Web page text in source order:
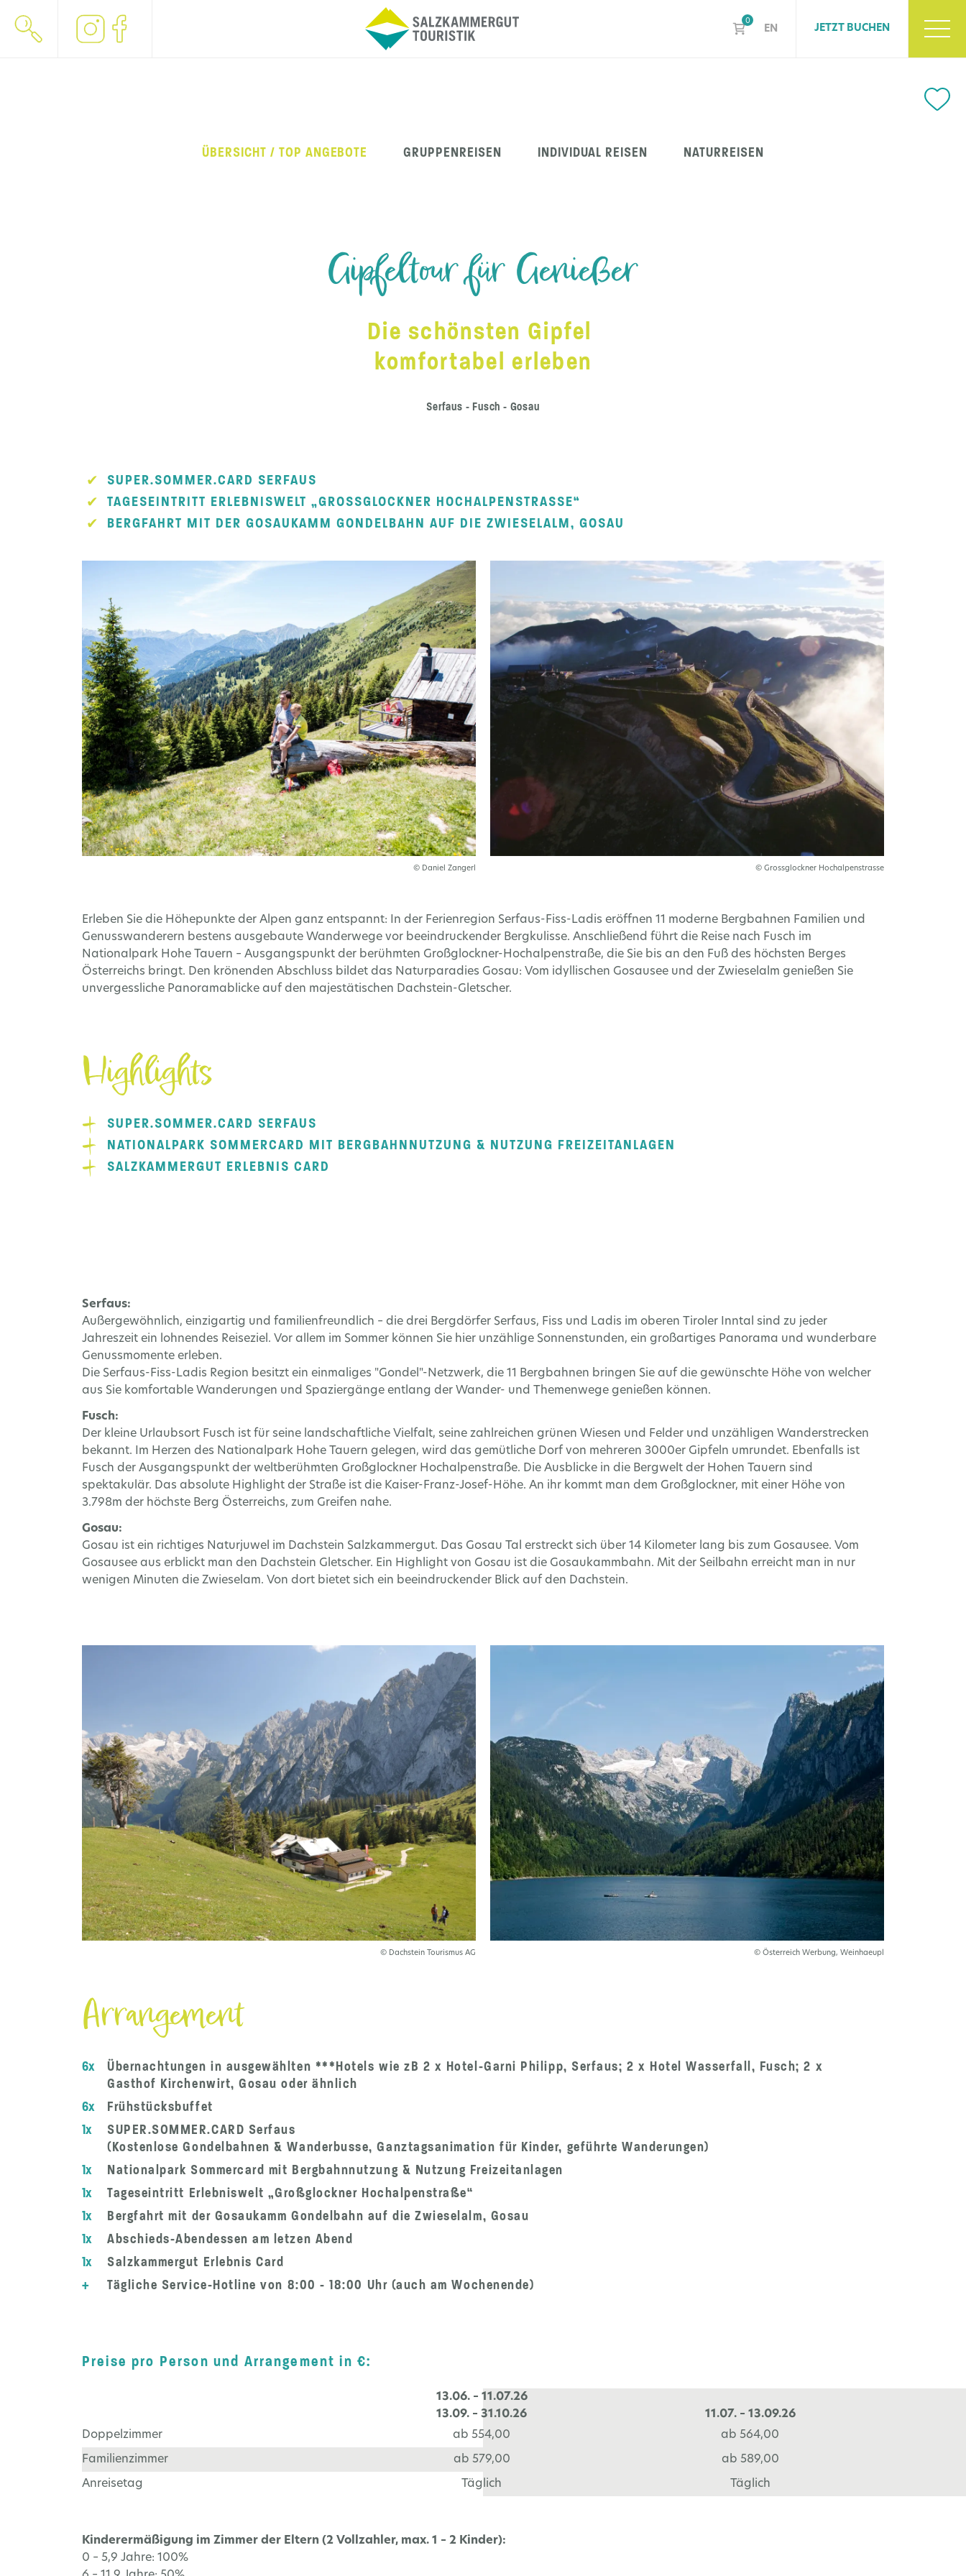
0
EN JETZT BUCHEN
ÜBERSICHT / TOP ANGEBOTE GRUPPENREISEN INDIVIDUAL REISEN NATURREISEN
Gipfeltour für Genießer
Die schönsten Gipfel
komfortabel erleben
Serfaus - Fusch - Gosau
SUPER.SOMMER.CARD SERFAUS
TAGESEINTRITT ERLEBNISWELT „GROSSGLOCKNER HOCHALPENSTRASSE“
BERGFAHRT MIT DER GOSAUKAMM GONDELBAHN AUF DIE ZWIESELALM, GOSAU
© Daniel Zangerl © Grossglockner Hochalpenstrasse
Erleben Sie die Höhepunkte der Alpen ganz entspannt: In der Ferienregion Serfaus-Fiss-Ladis eröffnen 11 moderne Bergbahnen Familien und
Genusswanderern bestens ausgebaute Wanderwege vor beeindruckender Bergkulisse. Anschließend führt die Reise nach Fusch im
Nationalpark Hohe Tauern – Ausgangspunkt der berühmten Großglockner-Hochalpenstraße, die Sie bis an den Fuß des höchsten Berges
Österreichs bringt. Den krönenden Abschluss bildet das Naturparadies Gosau: Vom idyllischen Gosausee und der Zwieselalm genießen Sie
unvergessliche Panoramablicke auf den majestätischen Dachstein-Gletscher.
Highlights
SUPER.SOMMER.CARD SERFAUS
NATIONALPARK SOMMERCARD MIT BERGBAHNNUTZUNG & NUTZUNG FREIZEITANLAGEN
SALZKAMMERGUT ERLEBNIS CARD
Serfaus:
Außergewöhnlich, einzigartig und familienfreundlich – die drei Bergdörfer Serfaus, Fiss und Ladis im oberen Tiroler Inntal sind zu jeder
Jahreszeit ein lohnendes Reiseziel. Vor allem im Sommer können Sie hier unzählige Sonnenstunden, ein großartiges Panorama und wunderbare
Genussmomente erleben.
Die Serfaus-Fiss-Ladis Region besitzt ein einmaliges "Gondel"-Netzwerk, die 11 Bergbahnen bringen Sie auf die gewünschte Höhe von welcher
aus Sie komfortable Wanderungen und Spaziergänge entlang der Wander- und Themenwege genießen können.
Fusch:
Der kleine Urlaubsort Fusch ist für seine landschaftliche Vielfalt, seine zahlreichen grünen Wiesen und Felder und unzähligen Wanderstrecken
bekannt. Im Herzen des Nationalpark Hohe Tauern gelegen, wird das gemütliche Dorf von mehreren 3000er Gipfeln umrundet. Ebenfalls ist
Fusch der Ausgangspunkt der weltberühmten Großglockner Hochalpenstraße. Die Ausblicke in die Bergwelt der Hohen Tauern sind
spektakulär. Das absolute Highlight der Straße ist die Kaiser-Franz-Josef-Höhe. An ihr kommt man dem Großglockner, mit einer Höhe von
3.798m der höchste Berg Österreichs, zum Greifen nahe.
Gosau:
Gosau ist ein richtiges Naturjuwel im Dachstein Salzkammergut. Das Gosau Tal erstreckt sich über 14 Kilometer lang bis zum Gosausee. Vom
Gosausee aus erblickt man den Dachstein Gletscher. Ein Highlight von Gosau ist die Gosaukammbahn. Mit der Seilbahn erreicht man in nur
wenigen Minuten die Zwieselam. Von dort bietet sich ein beeindruckender Blick auf den Dachstein.
© Dachstein Tourismus AG © Österreich Werbung, Weinhaeupl
Arrangement
6x
Übernachtungen in ausgewählten ***Hotels wie zB 2 x Hotel-Garni Philipp, Serfaus; 2 x Hotel Wasserfall, Fusch; 2 x
Gasthof Kirchenwirt, Gosau oder ähnlich
6x
Frühstücksbuffet
1x
SUPER.SOMMER.CARD Serfaus
(Kostenlose Gondelbahnen & Wanderbusse, Ganztagsanimation für Kinder, geführte Wanderungen)
1x
Nationalpark Sommercard mit Bergbahnnutzung & Nutzung Freizeitanlagen
1x
Tageseintritt Erlebniswelt „Großglockner Hochalpenstraße“
1x
Bergfahrt mit der Gosaukamm Gondelbahn auf die Zwieselalm, Gosau
1x
Abschieds-Abendessen am letzen Abend
1x
Salzkammergut Erlebnis Card
+
Tägliche Service-Hotline von 8:00 - 18:00 Uhr (auch am Wochenende)
Preise pro Person und Arrangement in €:
13.06. – 11.07.26
13.09. – 31.10.26
11.07. – 13.09.26
Doppelzimmer
ab 554,00 ab 564,00
Familienzimmer ab 579,00 ab 589,00
Anreisetag Täglich Täglich
Kinderermäßigung im Zimmer der Eltern (2 Vollzahler, max. 1 – 2 Kinder):
0 – 5,9 Jahre: 100%